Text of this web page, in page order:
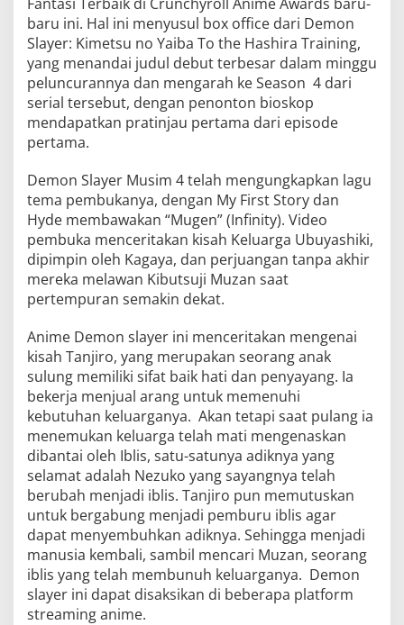
baru ini. Hal ini menyusul box office dari Demon
Slayer: Kimetsu no Yaiba To the Hashira Training,
yang menandai judul debut terbesar dalam minggu
peluncurannya dan mengarah ke Season 4 dari
serial tersebut, dengan penonton bioskop
mendapatkan pratinjau pertama dari episode
pertama.
Demon Slayer Musim 4 telah mengungkapkan lagu
tema pembukanya, dengan My First Story dan
Hyde membawakan “Mugen” (Infinity). Video
pembuka menceritakan kisah Keluarga Ubuyashiki,
dipimpin oleh Kagaya, dan perjuangan tanpa akhir
mereka melawan Kibutsuji Muzan saat
pertempuran semakin dekat.
Anime Demon slayer ini menceritakan mengenai
kisah Tanjiro, yang merupakan seorang anak
sulung memiliki sifat baik hati dan penyayang. Ia
bekerja menjual arang untuk memenuhi
kebutuhan keluarganya. Akan tetapi saat pulang ia
menemukan keluarga telah mati mengenaskan
dibantai oleh Iblis, satu-satunya adiknya yang
selamat adalah Nezuko yang sayangnya telah
berubah menjadi iblis. Tanjiro pun memutuskan
untuk bergabung menjadi pemburu iblis agar
dapat menyembuhkan adiknya. Sehingga menjadi
manusia kembali, sambil mencari Muzan, seorang
iblis yang telah membunuh keluarganya. Demon
slayer ini dapat disaksikan di beberapa platform
streaming anime.